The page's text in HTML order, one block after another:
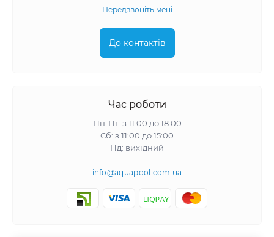
Передзвоніть мені
До контактів
Час роботи
Пн-Пт: з 11:00 до 18:00
Сб: з 11:00 до 15:00
Нд: вихідний
info@aquapool.com.ua